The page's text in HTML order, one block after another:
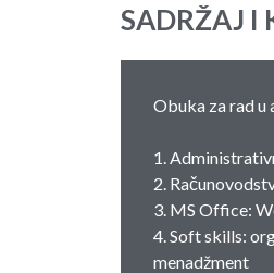
SADRŽAJ I
Obuka za rad
1.
2.
3. MS Office:
4. Soft skills:
menadžment